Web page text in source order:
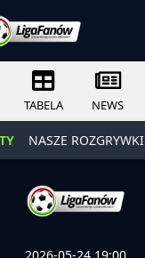
TABELA NEWS
NASZE ROZGRYWKI
2026-05-24 19:00